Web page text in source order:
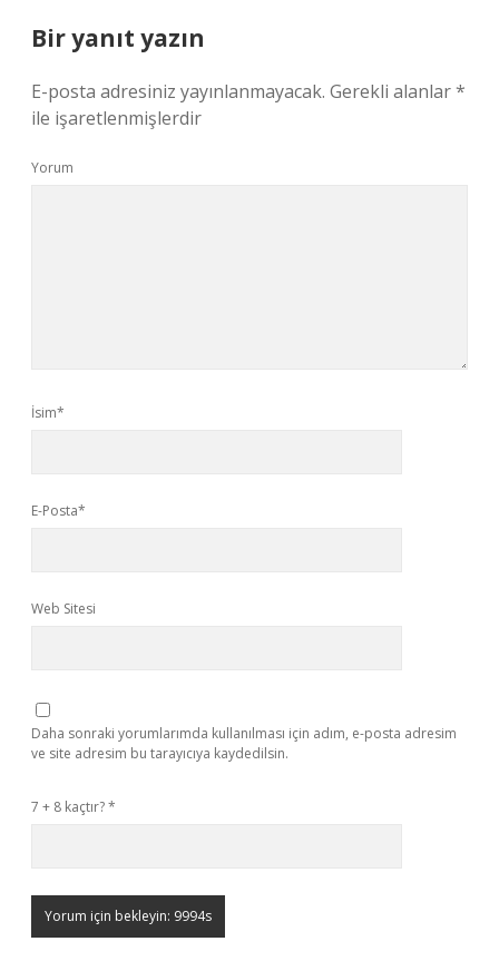
Bir yanıt yazın
E-posta adresiniz yayınlanmayacak. Gerekli alanlar*
ile işaretlenmişlerdir
Yorum
İsim*
E-Posta*
Web Sitesi
Daha sonraki yorumlarımda kullanılması için adım, e-posta adresim
ve site adresim bu tarayıcıya kaydedilsin.
7 + 8 kaçtır?*